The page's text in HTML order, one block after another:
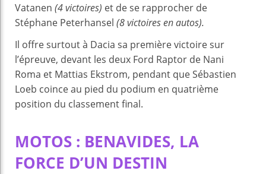
Vatanen (4 victoires) et de se rapprocher de
Stéphane Peterhansel (8 victoires en autos).
Il offre surtout à Dacia sa première victoire sur
l’épreuve, devant les deux Ford Raptor de Nani
Roma et Mattias Ekstrom, pendant que Sébastien
Loeb coince au pied du podium en quatrième
position du classement final.
MOTOS : BENAVIDES, LA
FORCE D’UN DESTIN